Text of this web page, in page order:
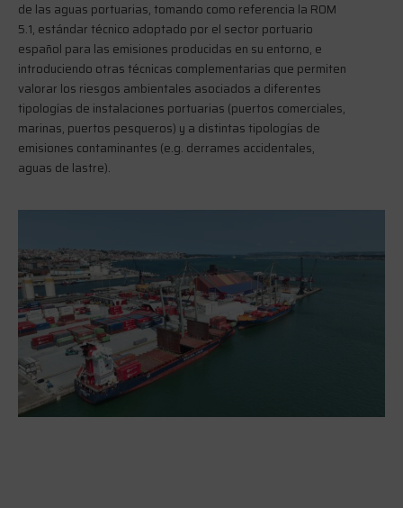
de las aguas portuarias, tomando como referencia la ROM
5.1, estándar técnico adoptado por el sector portuario
español para las emisiones producidas en su entorno, e
introduciendo otras técnicas complementarias que permiten
valorar los riesgos ambientales asociados a diferentes
tipologías de instalaciones portuarias (puertos comerciales,
marinas, puertos pesqueros) y a distintas tipologías de
emisiones contaminantes (e.g. derrames accidentales,
aguas de lastre).